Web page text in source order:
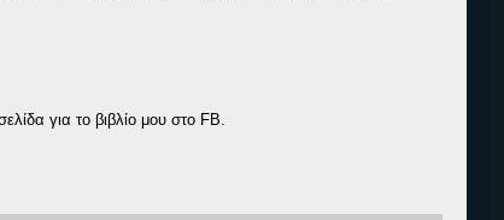
για το βιβλίο μου στο FB.